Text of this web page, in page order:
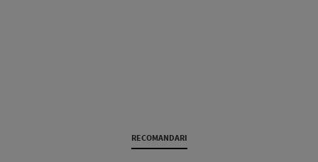
RECOMANDARI